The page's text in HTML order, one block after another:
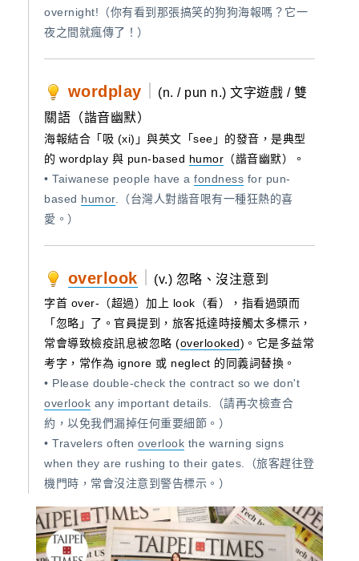
overnight!（你有看到那張搞笑的狗狗海報嗎？它一
夜之間就瘋傳了！）
wordplay
(n. / pun n.) 文字遊戲 / 雙
關語（諧音幽默）
海報結合「吸 (xi)」與英文「see」的發音，是典型
的 wordplay 與 pun-based humor （諧音幽默）。
• Taiwanese people have a fondness for pun-
based humor.（台灣人對諧音哏有一種狂熱的喜
愛。）
overlook (v.) 忽略、沒注意到
字首 over-（超過）加上 look（看），指看過頭而
「忽略」了。官員提到，旅客抵達時接觸太多標示，
常會導致檢疫訊息被忽略 (overlooked)。它是多益常
考字，常作為 ignore 或 neglect 的同義詞替換。
• Please double-check the contract so we don't
overlook any important details.（請再次檢查合
約，以免我們漏掉任何重要細節。）
• Travelers often overlook the warning signs
when they are rushing to their gates.（旅客趕往登
機門時，常會沒注意到警告標示。）